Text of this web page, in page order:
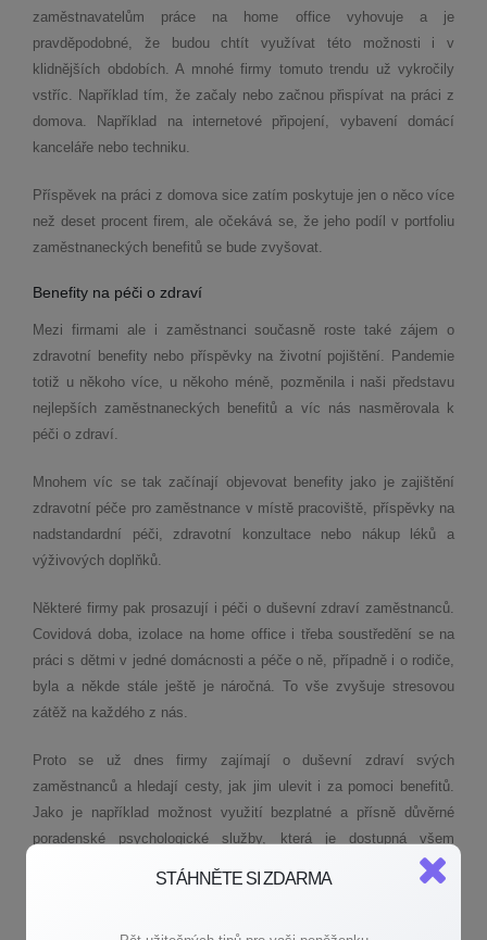
zaměstnavatelům práce na home office vyhovuje a je
pravděpodobné, že budou chtít využívat této možnosti i v
klidnějších obdobích. A mnohé firmy tomuto trendu už vykročily
vstříc. Například tím, že začaly nebo začnou přispívat na práci z
domova. Například na internetové připojení, vybavení domácí
kanceláře nebo techniku.
Příspěvek na práci z domova sice zatím poskytuje jen o něco více
než deset procent firem, ale očekává se, že jeho podíl v portfoliu
zaměstnaneckých benefitů se bude zvyšovat.
Benefity na péči o zdraví
Mezi firmami ale i zaměstnanci současně roste také zájem o
zdravotní benefity nebo příspěvky na životní pojištění. Pandemie
totiž u někoho více, u někoho méně, pozměnila i naši představu
nejlepších zaměstnaneckých benefitů a víc nás nasměrovala k
péči o zdraví.
Mnohem víc se tak začínají objevovat benefity jako je zajištění
zdravotní péče pro zaměstnance v místě pracoviště, příspěvky na
nadstandardní péči, zdravotní konzultace nebo nákup léků a
výživových doplňků.
Některé firmy pak prosazují i péči o duševní zdraví zaměstnanců.
Covidová doba, izolace na home office i třeba soustředění se na
práci s dětmi v jedné domácnosti a péče o ně, případně i o rodiče,
byla a někde stále ještě je náročná. To vše zvyšuje stresovou
zátěž na každého z nás.
Proto se už dnes firmy zajímají o duševní zdraví svých
zaměstnanců a hledají cesty, jak jim ulevit i za pomoci benefitů.
Jako je například možnost využití bezplatné a přísně důvěrné
poradenské psychologické služby, která je dostupná všem
zaměstnancům a často i jejich blízkým příbuzným.
STÁHNĚTE SI ZDARMA